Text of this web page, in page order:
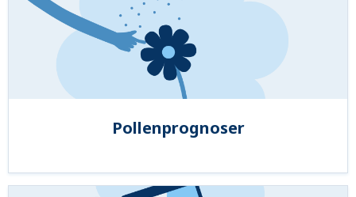
Pollenprognoser